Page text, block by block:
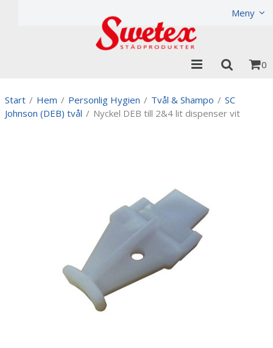
Meny
0
Start / Hem / Personlig Hygien / Tvål & Shampo / SC
Johnson (DEB) tvål / Nyckel DEB till 2&4 lit dispenser vit